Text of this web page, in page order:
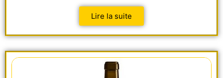
Lire la suite